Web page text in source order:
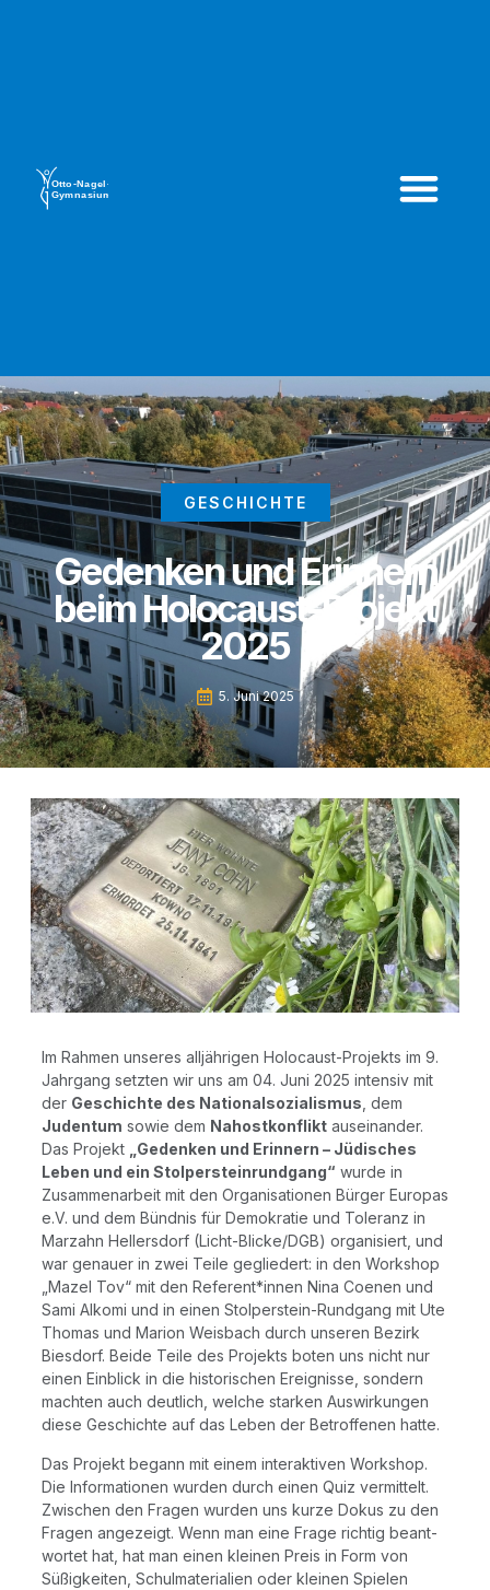
GESCHICHTE
Gedenken und Erinnern
beim Holocaust-Projekt
2025
5. Juni 2025
Im Rah­men unse­res all­jäh­ri­gen Holo­caust-Pro­jekts im 9.
Jahr­gang setz­ten wir uns am 04. Juni 2025 inten­siv mit
der Geschich­te des Natio­nal­so­zia­lis­mus , dem
Juden­tum sowie dem Nah­ost­kon­flikt aus­ein­an­der.
Das Pro­jekt
„Geden­ken und Erin­nern – Jüdi­sches
Leben und ein Stol­per­stein­rund­gang“ wur­de in
Zusam­men­ar­beit mit den Orga­ni­sa­tio­nen Bür­ger Euro­pas
e.V. und dem Bünd­nis für Demo­kra­tie und Tole­ranz in
Mar­zahn Hel­lers­dorf (Licht-Bli­cke/DGB) orga­ni­siert, und
war genau­er in zwei Tei­le geglie­dert: in den Work­shop
„Mazel Tov“ mit den Referent*innen Nina Coe­nen und
Sami Alko­mi und in einen Stol­per­stein-Rund­gang mit Ute
Tho­mas und Mari­on Weis­bach durch unse­ren Bezirk
Bies­dorf. Bei­de Tei­le des Pro­jekts boten uns nicht nur
einen Ein­blick in die his­to­ri­schen Ereig­nis­se, son­dern
mach­ten auch deut­lich, wel­che star­ken Aus­wir­kun­gen
die­se Geschich­te auf das Leben der Betrof­fe­nen hatte.
Das Pro­jekt begann mit einem inter­ak­ti­ven Work­shop.
Die Infor­ma­tio­nen wur­den durch einen Quiz ver­mit­telt.
Zwi­schen den Fra­gen wur­den uns kur­ze Dokus zu den
Fra­gen ange­zeigt. Wenn man eine Fra­ge rich­tig beant­
wor­tet hat, hat man einen klei­nen Preis in Form von
Süßig­kei­ten, Schul­ma­te­ria­li­en oder klei­nen Spie­len